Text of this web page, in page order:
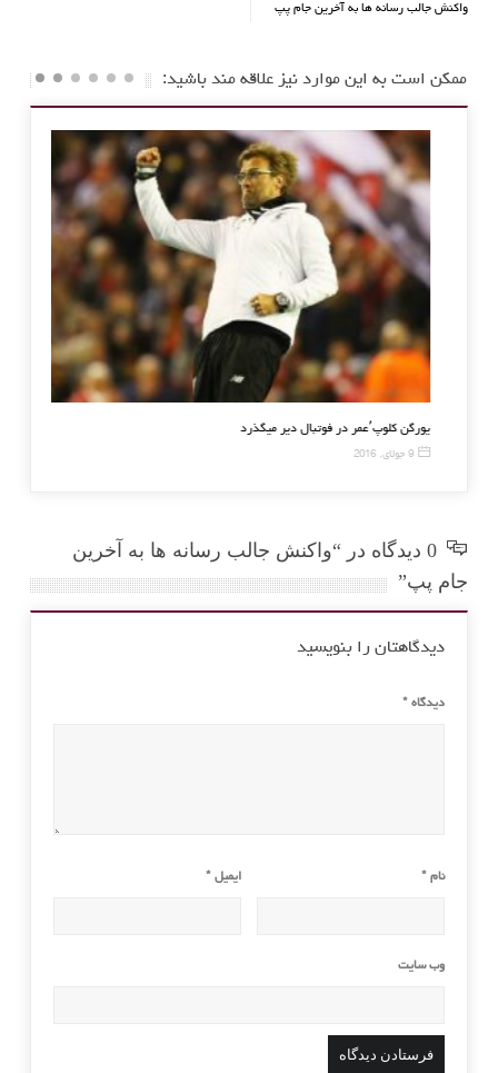
واکنش جالب رسانه ها به آخرین جام پپ
ممکن است به این موارد نیز علاقه مند باشید:
0 دیدگاه در “واکنش جالب رسانه ها به آخرین
جام پپ”
دیدگاهتان را بنویسید
دیدگاه *
نام * ایمیل*
وب‌ سایت